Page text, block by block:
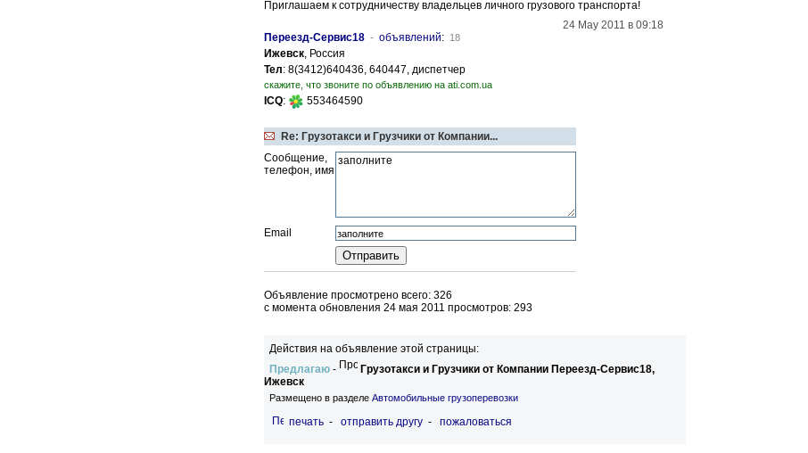
Приглашаем к сотрудничеству владельцев личного грузового транспорта!
24 May 2011 в 09:18
Переезд-Сервис18 - объявлений: 18
Ижевск, Россия
Тел: 8(3412)640436, 640447, диспетчер
скажите, что звоните по объявлению на ati.com.ua
ICQ: 553464590
Re: Грузотакси и Грузчики от Компании...
Сообщение,
телефон, имя
Email
Объявление просмотрено всего: 326
c момента обновления 24 мая 2011 просмотров: 293
Действия на объявление этой страницы:
Предлагаю -
Грузотакси и Грузчики от Компании Переезд-Сервис18,
Ижевск
Размещено в разделе Автомобильные грузоперевозки
печать - отправить другу - пожаловаться